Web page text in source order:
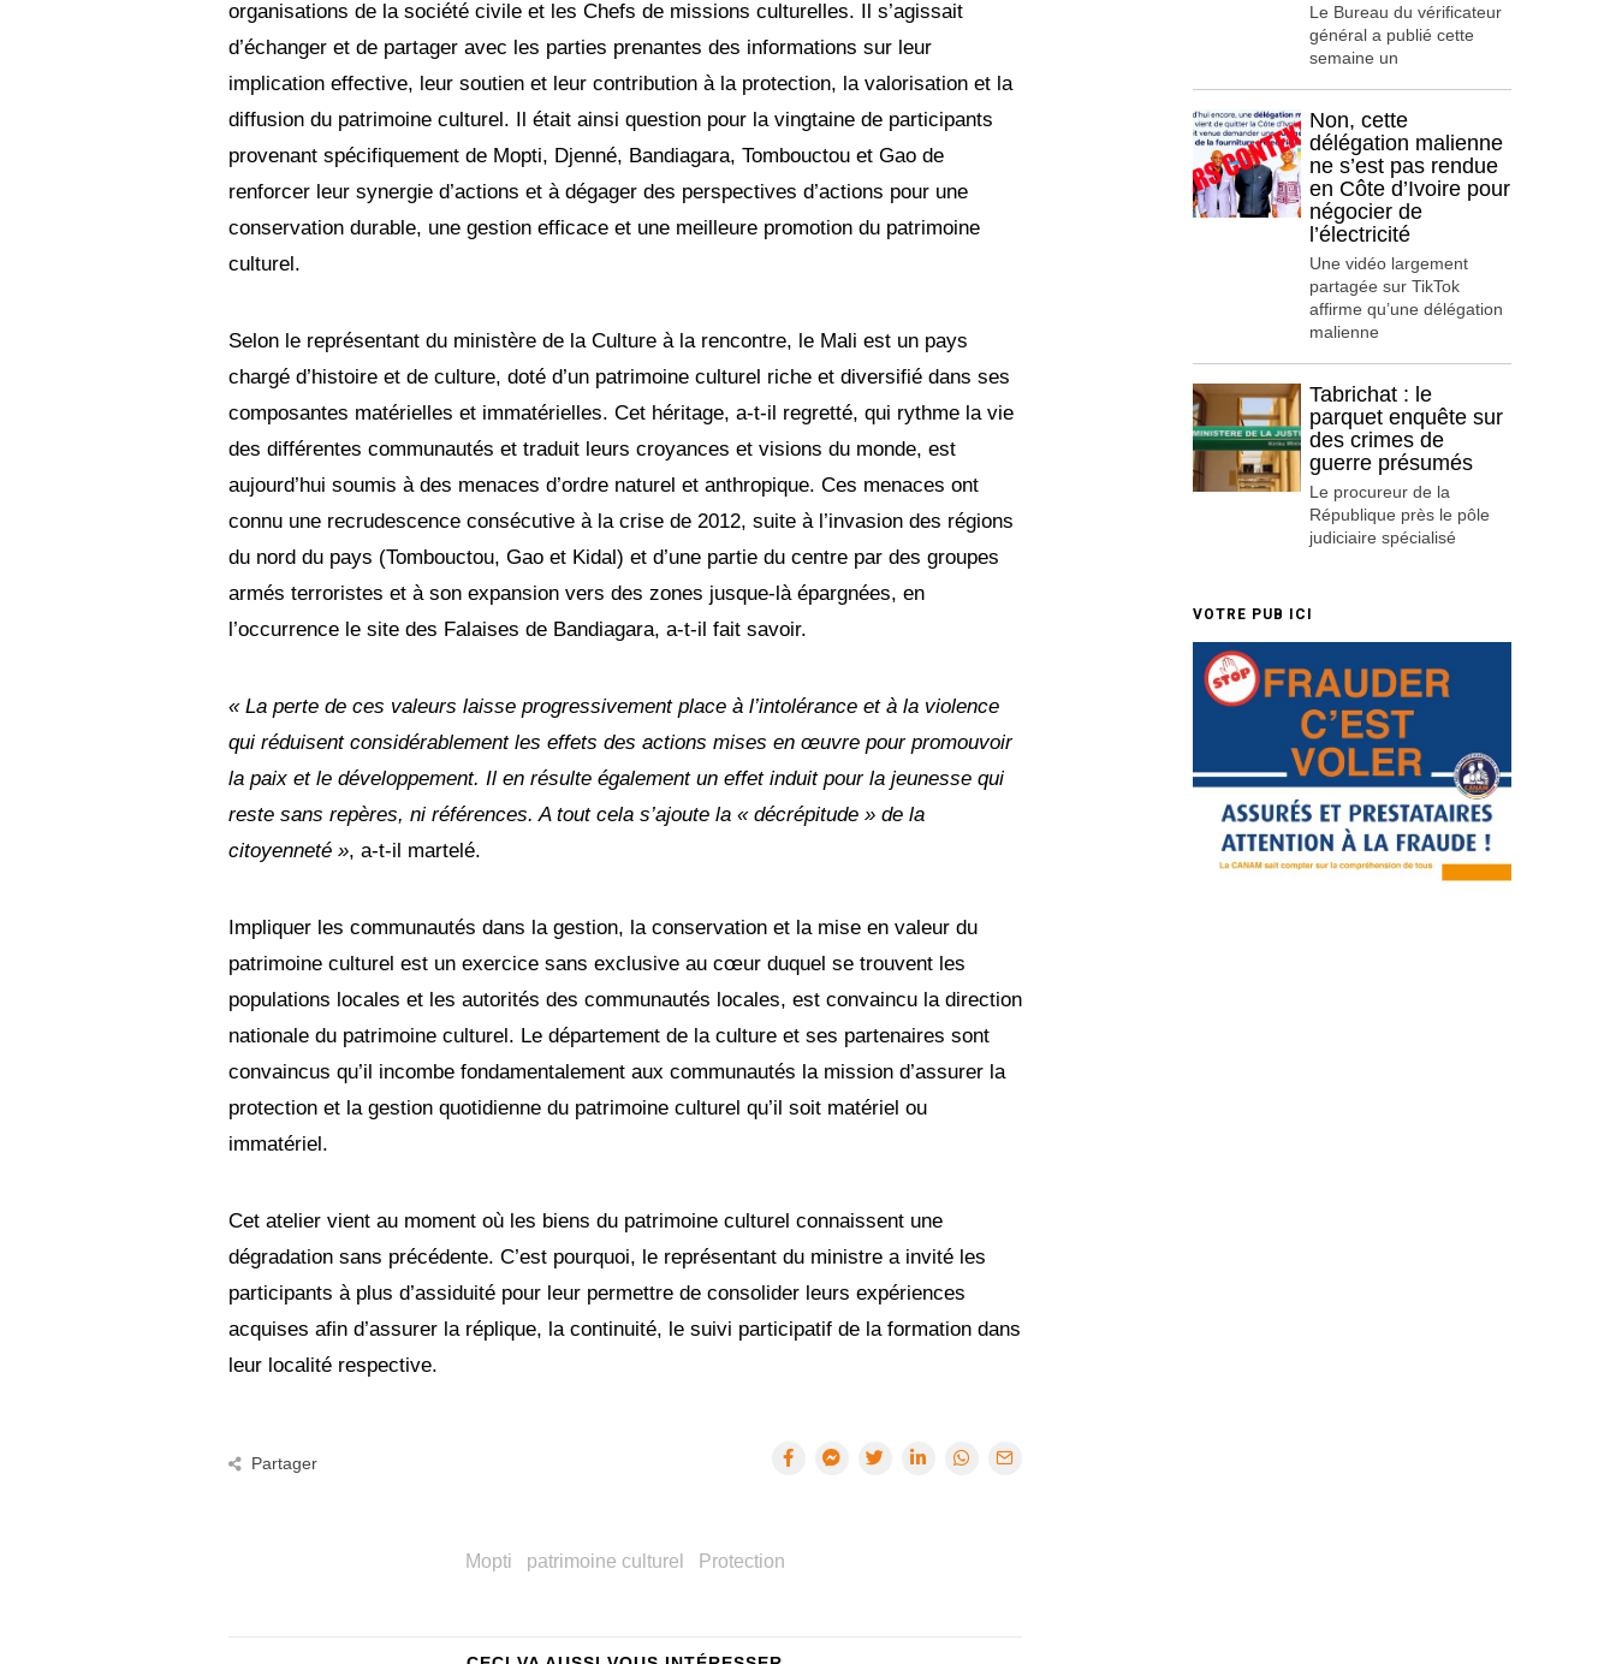
organisations de la société civile et les Chefs de missions culturelles. Il s’agissait
d’échanger et de partager avec les parties prenantes des informations sur leur
implication effective, leur soutien et leur contribution à la protection, la valorisation et la
diffusion du patrimoine culturel. Il était ainsi question pour la vingtaine de participants
provenant spécifiquement de Mopti, Djenné, Bandiagara, Tombouctou et Gao de
renforcer leur synergie d’actions et à dégager des perspectives d’actions pour une
conservation durable, une gestion efficace et une meilleure promotion du patrimoine
culturel.
Selon le représentant du ministère de la Culture à la rencontre, le Mali est un pays
chargé d’histoire et de culture, doté d’un patrimoine culturel riche et diversifié dans ses
composantes matérielles et immatérielles. Cet héritage, a-t-il regretté, qui rythme la vie
des différentes communautés et traduit leurs croyances et visions du monde, est
aujourd’hui soumis à des menaces d’ordre naturel et anthropique. Ces menaces ont
connu une recrudescence consécutive à la crise de 2012, suite à l’invasion des régions
du nord du pays (Tombouctou, Gao et Kidal) et d’une partie du centre par des groupes
armés terroristes et à son expansion vers des zones jusque-là épargnées, en
l’occurrence le site des Falaises de Bandiagara, a-t-il fait savoir.
« La perte de ces valeurs laisse progressivement place à l’intolérance et à la violence
qui réduisent considérablement les effets des actions mises en œuvre pour promouvoir
la paix et le développement. Il en résulte également un effet induit pour la jeunesse qui
reste sans repères, ni références. A tout cela s’ajoute la « décrépitude » de la
citoyenneté », a-t-il martelé.
Impliquer les communautés dans la gestion, la conservation et la mise en valeur du
patrimoine culturel est un exercice sans exclusive au cœur duquel se trouvent les
populations locales et les autorités des communautés locales, est convaincu la direction
nationale du patrimoine culturel. Le département de la culture et ses partenaires sont
convaincus qu’il incombe fondamentalement aux communautés la mission d’assurer la
protection et la gestion quotidienne du patrimoine culturel qu’il soit matériel ou
immatériel.
Cet atelier vient au moment où les biens du patrimoine culturel connaissent une
dégradation sans précédente. C’est pourquoi, le représentant du ministre a invité les
participants à plus d’assiduité pour leur permettre de consolider leurs expériences
acquises afin d’assurer la réplique, la continuité, le suivi participatif de la formation dans
leur localité respective.
Partager
Mopti patrimoine culturel Protection
Le Bureau du vérificateur
général a publié cette
semaine un
Non, cette
délégation malienne
ne s’est pas rendue
en Côte d’Ivoire pour
négocier de
l’électricité
Une vidéo largement
partagée sur TikTok
affirme qu’une délégation
malienne
Tabrichat : le
parquet enquête sur
des crimes de
guerre présumés
Le procureur de la
République près le pôle
judiciaire spécialisé
VOTRE PUB ICI